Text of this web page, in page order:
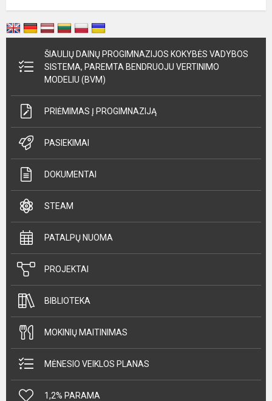
ŠIAULIŲ DAINŲ PROGIMNAZIJOS KOKYBĖS VADYBOS
SISTEMA, PAREMTA BENDRUOJU VERTINIMO
MODELIU (BVM)
PRIĖMIMAS Į PROGIMNAZIJĄ
PASIEKIMAI
DOKUMENTAI
STEAM
PATALPŲ NUOMA
PROJEKTAI
BIBLIOTEKA
MOKINIŲ MAITINIMAS
MĖNESIO VEIKLOS PLANAS
1,2% PARAMA